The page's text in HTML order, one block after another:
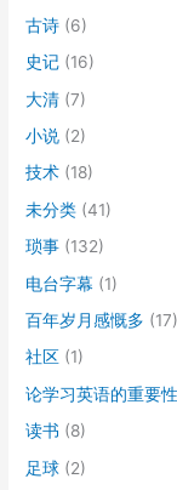
古诗 (6)
史记 (16)
大清 (7)
小说 (2)
技术 (18)
未分类 (41)
琐事 (132)
电台字幕 (1)
百年岁月感慨多 (17)
社区 (1)
论学习英语的重要性
读书 (8)
足球 (2)